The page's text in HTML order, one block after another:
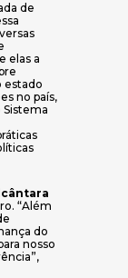
de
elas a
estado
no país,
“Além
do
nosso